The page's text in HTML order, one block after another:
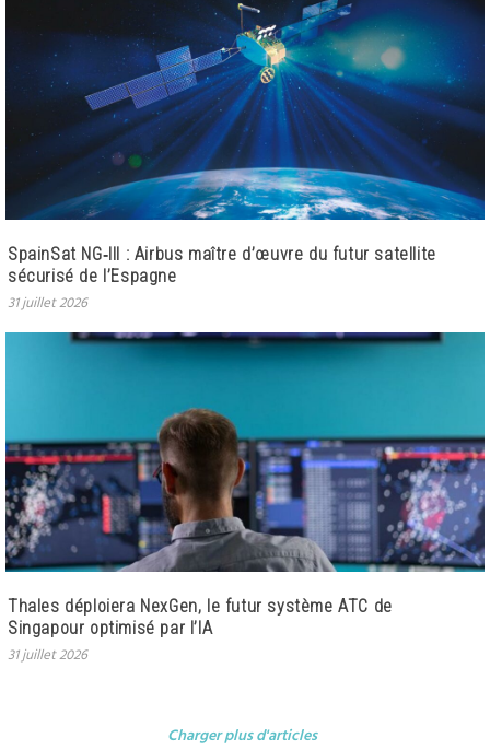
SpainSat NG‑III : Airbus maître d’œuvre du futur satellite
sécurisé de l’Espagne
31 juillet 2026
Thales déploiera NexGen, le futur système ATC de
Singapour optimisé par l’IA
31 juillet 2026
Charger plus d'articles